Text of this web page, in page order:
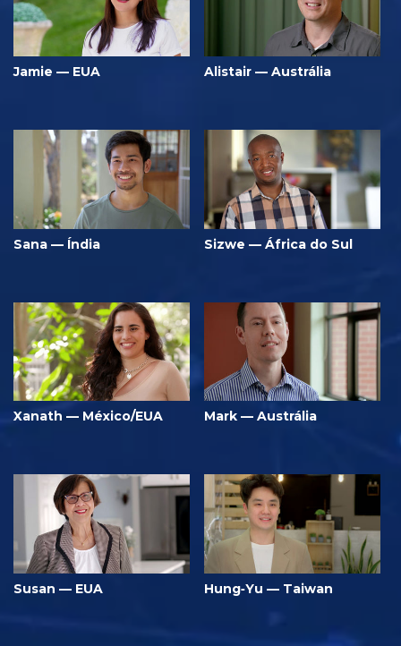
Jamie — EUA Alistair — Austrália
Sana — Índia Sizwe — África do Sul
Xanath — México/EUA Mark — Austrália
Susan — EUA Hung‑Yu — Taiwan